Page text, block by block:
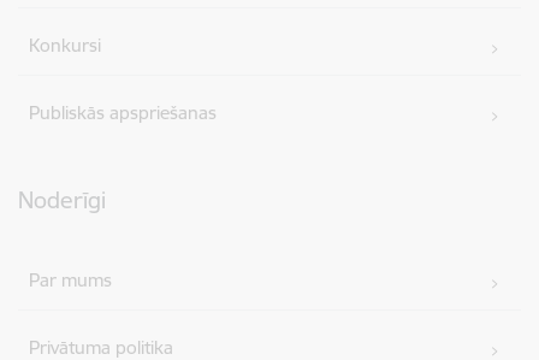
Konkursi
Publiskās apspriešanas
Noderīgi
Par mums
Privātuma politika